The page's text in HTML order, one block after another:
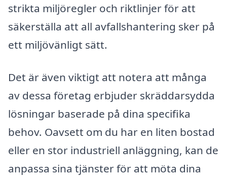
strikta miljöregler och riktlinjer för att
säkerställa att all avfallshantering sker på
ett miljövänligt sätt.
Det är även viktigt att notera att många
av dessa företag erbjuder skräddarsydda
lösningar baserade på dina specifika
behov. Oavsett om du har en liten bostad
eller en stor industriell anläggning, kan de
anpassa sina tjänster för att möta dina